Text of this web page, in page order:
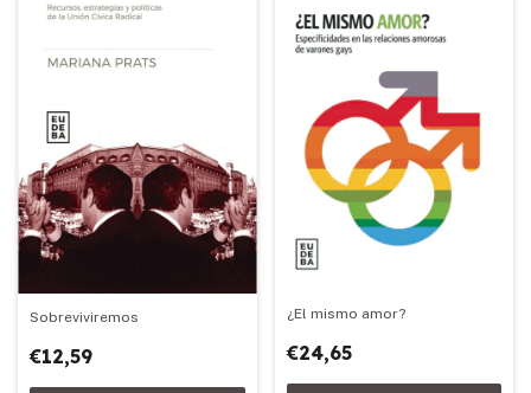
Sobreviviremos
€12,59
¿El mismo amor?
€24,65